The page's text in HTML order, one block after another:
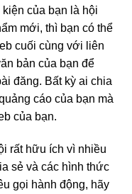
của bạn là hội
mới, thì bạn có thể
cuối cùng với liên
bản của bạn để
đăng. Bất kỳ ai chia
cáo của bạn mà
của bạn.
rất hữu ích vì nhiều
sẻ và các hình thức
gọi hành động, hãy